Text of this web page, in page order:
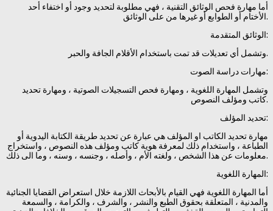
أما مهارة فحص الوثائق التقنية ، فهي مطلوبة لتحديد وجود أو اختفاء أحد
الأختام أو الطوابع أو غيرها من على الوثائق.
الوثائق المتقدمة:
وتشمل أي تعديلات قد تمت باستخدام الأقلام الجافة والحبر.
مهارات دراسة الصوت:
وتشمل المهارة اللغوية ، ومهارة فحص التسجيلات الصوتية ، ومهارة تحديد
كاتب ومؤلف النصوص.
تحديد المؤلف:
مهارة تحديد الكاتب او المؤلف هي عبارة عن تحديد طريقة الكتابة اليدوية أو
الطباعة ، واستخدام ذلك لمعرفة هوية كاتب ومؤلف هذه النصوص ، واستخراج
معلومات عن هذا الشخص ، ولغته الأم ، وأصله ، وجنسه ، وسنه ، وما الى ذلك.
المهارة اللغوية:
أما المهارة اللغوية فهي القيام بالأبحاث اللازمة خلال استعراض القضايا الجنائية
والمدنية ، المتعلقة بحقوق الطبع والنشر ، والشرف ، والكرامة ، والسمعة